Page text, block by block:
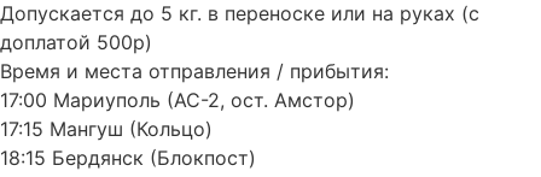
Допускается до 5 кг. в переноске или на руках (с
доплатой 500р)
Время и места отправления / прибытия:
17:00 Мариуполь (АС-2, ост. Амстор)
17:15 Мангуш (Кольцо)
18:15 Бердянск (Блокпост)